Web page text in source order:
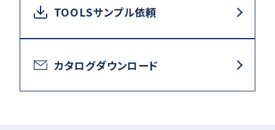
TOOLSサンプル依頼
カタログダウンロード